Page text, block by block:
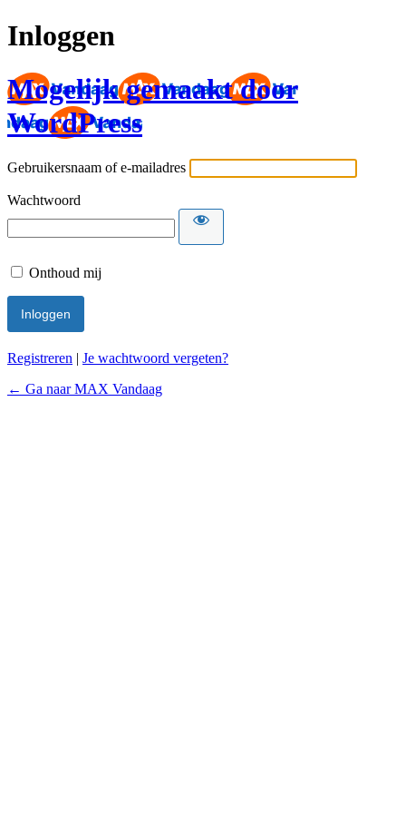
Inloggen
Mogelijk gemaakt door
WordPress
Gebruikersnaam of e-mailadres
Wachtwoord
Onthoud mij
Registreren | Je wachtwoord vergeten?
← Ga naar MAX Vandaag